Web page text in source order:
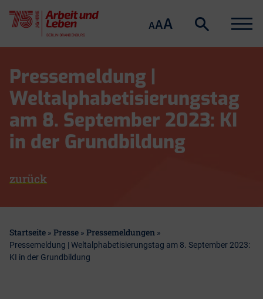
content
AAA
Suche
öffnen
Suche Menu
Pressemeldung |
Weltalphabetisierungstag
am 8. September 2023: KI
in der Grundbildung
zurück
Startseite » Presse » Pressemeldungen »
Pressemeldung | Weltalphabetisierungstag am 8. September 2023:
KI in der Grundbildung